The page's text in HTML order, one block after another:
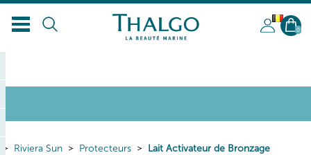
BL
0
Riviera Sun Protecteurs Lait Activateur de Bronzage